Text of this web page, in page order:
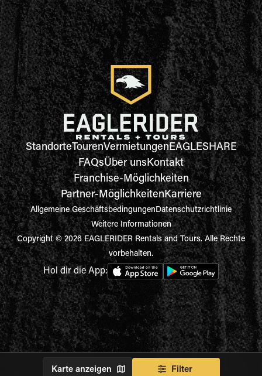
Karte anzeigen Filter
StandorteTourenVermietungenEAGLESHARE
FAQsÜber unsKontakt
Franchise-Möglichkeiten
Partner-MöglichkeitenKarriere
Allgemeine GeschäftsbedingungenDatenschutzrichtlinie
Weitere Informationen
Copyright © 2026 EAGLERIDER Rentals and Tours. Alle Rechte
vorbehalten.
Hol dir die App: